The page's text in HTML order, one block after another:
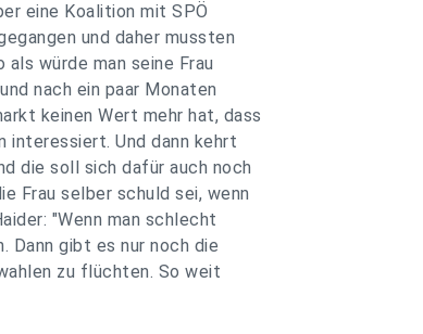
eine Koalition mit SPÖ
und daher mussten
würde man seine Frau
nach ein paar Monaten
keinen Wert mehr hat, dass
interessiert. Und dann kehrt
die soll sich dafür auch noch
Frau selber schuld sei, wenn
"Wenn man schlecht
Dann gibt es nur noch die
zu flüchten. So weit